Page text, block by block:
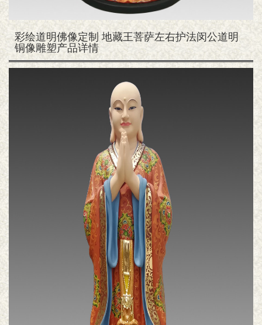
彩绘道明佛像定制 地藏王菩萨左右护法闵公道明
铜像雕塑产品详情